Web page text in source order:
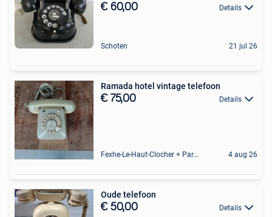
€ 60,00 Details
Schoten 21 jul 26
Ramada hotel vintage telefoon
€ 75,00 Details
Fexhe-Le-Haut-Clocher + Partie De Momalle 4 aug 26
Oude telefoon
€ 50,00 Details